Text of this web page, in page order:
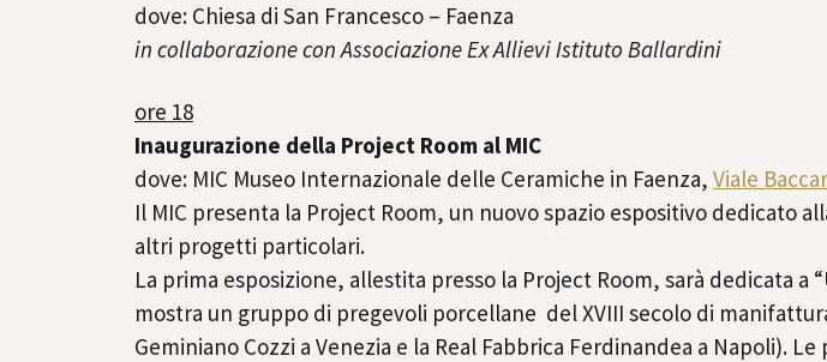
dove: Chiesa di San Francesco – Faenza
in collaborazione con Associazione Ex Allievi Istituto Ballardini
ore 18
Inaugurazione della Project Room al MIC
dove: MIC Museo Internazionale delle Ceramiche in Faenza, Viale
Il MIC presenta la Project Room, un nuovo spazio espositivo
altri progetti particolari.
La prima esposizione, allestita presso la Project Room, sarà dedicata
mostra un gruppo di pregevoli porcellane del XVIII secolo di
Geminiano Cozzi a Venezia e la Real Fabbrica Ferdinandea a Napoli).